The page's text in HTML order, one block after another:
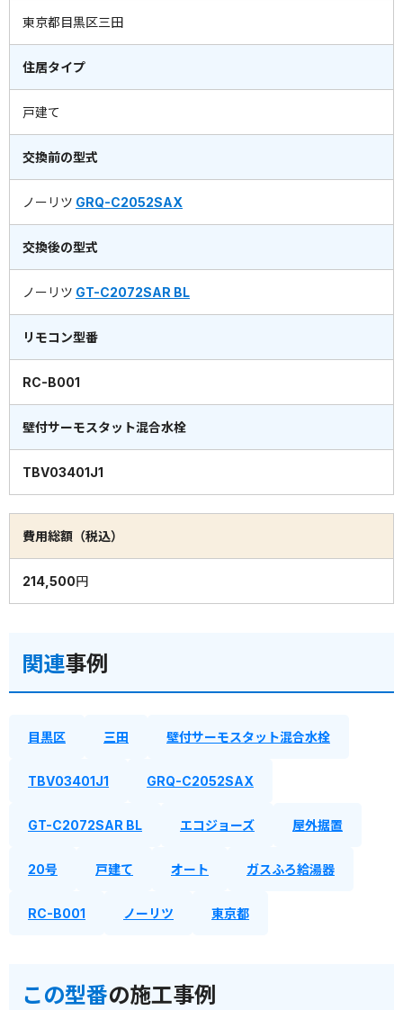
東京都目黒区三田
住居タイプ
戸建て
交換前の型式
ノーリツ GRQ-C2052SAX
交換後の型式
ノーリツ GT-C2072SAR BL
リモコン型番
RC-B001
壁付サーモスタット混合水栓
TBV03401J1
費用総額（税込）
214,500円
関連事例
目黒区 三田 壁付サーモスタット混合水栓
TBV03401J1 GRQ-C2052SAX
GT-C2072SAR BL エコジョーズ 屋外据置
20号 戸建て オート ガスふろ給湯器
RC-B001 ノーリツ 東京都
この型番の施工事例